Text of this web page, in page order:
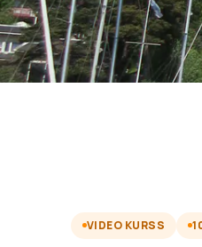
VIDEO KURSS